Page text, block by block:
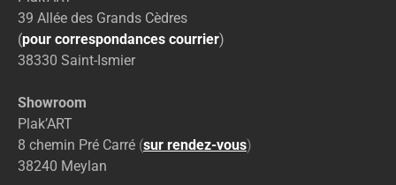
39 Allée des Grands Cèdres
(pour correspondances courrier)
38330 Saint-Ismier
Showroom
Plak’ART
8 chemin Pré Carré (sur rendez-vous)
38240 Meylan